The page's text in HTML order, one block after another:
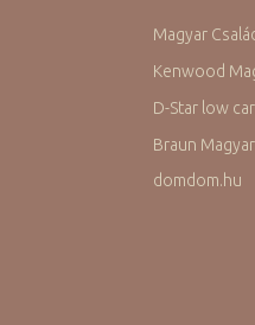
Magyar
Kenwood
D-Star low
Braun
domdom.hu